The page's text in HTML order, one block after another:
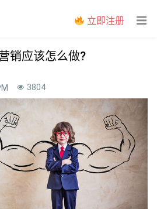
立即注册
销应该怎么做?
3804